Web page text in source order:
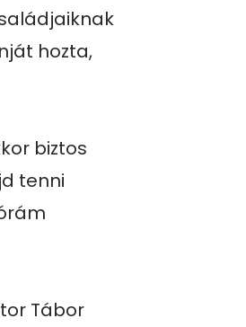
hozta,
biztos
tenni
Tábor